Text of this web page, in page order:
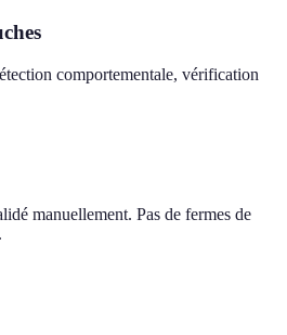
comportementale, vérification
manuellement. Pas de fermes de